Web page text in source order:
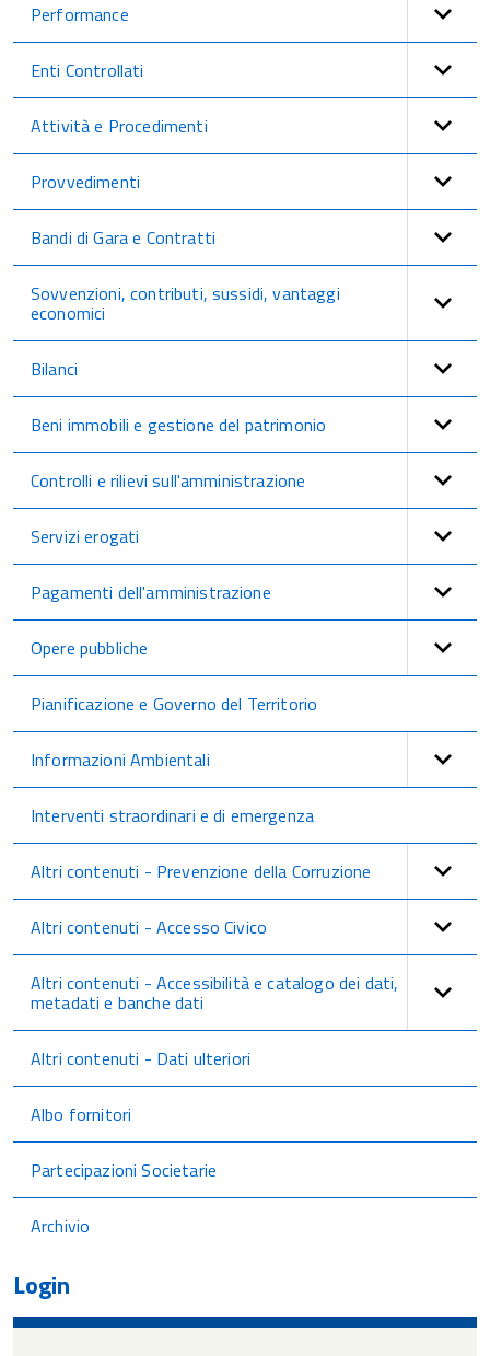
Performance
Enti Controllati
Attività e Procedimenti
Provvedimenti
Bandi di Gara e Contratti
Sovvenzioni, contributi, sussidi, vantaggi
economici
Bilanci
Beni immobili e gestione del patrimonio
Controlli e rilievi sull'amministrazione
Servizi erogati
Pagamenti dell'amministrazione
Opere pubbliche
Pianificazione e Governo del Territorio
Informazioni Ambientali
Interventi straordinari e di emergenza
Altri contenuti - Prevenzione della Corruzione
Altri contenuti - Accesso Civico
Altri contenuti - Accessibilità e catalogo dei dati,
metadati e banche dati
Altri contenuti - Dati ulteriori
Albo fornitori
Partecipazioni Societarie
Archivio
Login